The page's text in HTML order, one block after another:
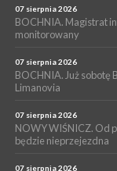
Z BOCHNI NA
WYDARZENIA
NASZ NEWS.
Przestrzennego
magistratu
07 sierpnia 2026
BOCHNIA. Magistrat
monitorowany
07 sierpnia 2026
BOCHNIA. Już sobotę
Limanovia
07 sierpnia 2026
NOWY WIŚNICZ. Od
będzie nieprzejezdna
07 sierpnia 2026